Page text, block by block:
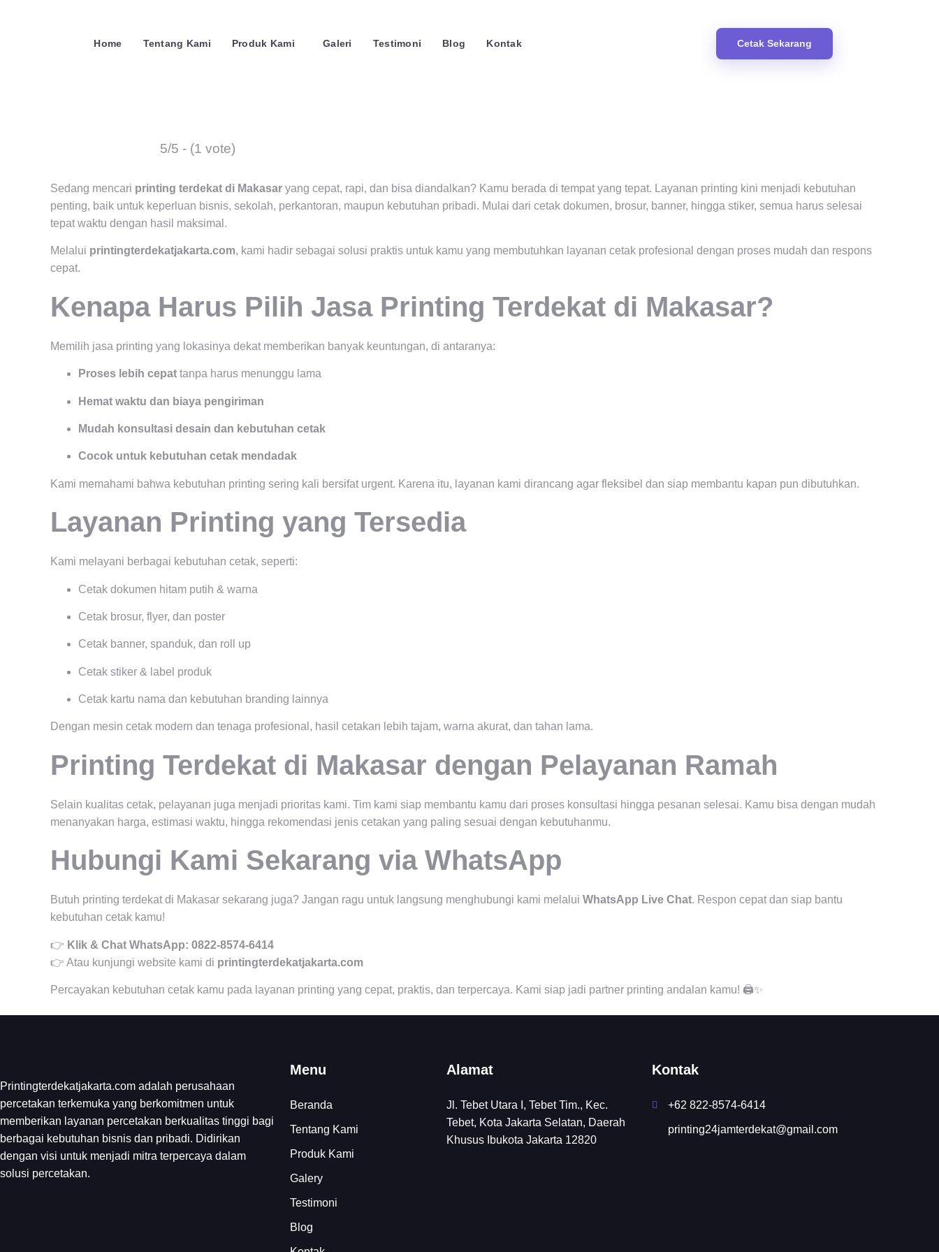
Home Tentang Kami Produk Kami Galeri Testimoni Blog Kontak Cetak Sekarang
5/5 - (1 vote)
Sedang mencari printing terdekat di Makasar yang cepat, rapi, dan bisa diandalkan? Kamu berada di tempat yang tepat. Layanan printing kini menjadi kebutuhan
penting, baik untuk keperluan bisnis, sekolah, perkantoran, maupun kebutuhan pribadi. Mulai dari cetak dokumen, brosur, banner, hingga stiker, semua harus selesai
tepat waktu dengan hasil maksimal.
Melalui printingterdekatjakarta.com, kami hadir sebagai solusi praktis untuk kamu yang membutuhkan layanan cetak profesional dengan proses mudah dan respons
cepat.
Kenapa Harus Pilih Jasa Printing Terdekat di Makasar?
Memilih jasa printing yang lokasinya dekat memberikan banyak keuntungan, di antaranya:
Proses lebih cepat tanpa harus menunggu lama
Hemat waktu dan biaya pengiriman
Mudah konsultasi desain dan kebutuhan cetak
Cocok untuk kebutuhan cetak mendadak
Kami memahami bahwa kebutuhan printing sering kali bersifat urgent. Karena itu, layanan kami dirancang agar fleksibel dan siap membantu kapan pun dibutuhkan.
Layanan Printing yang Tersedia
Kami melayani berbagai kebutuhan cetak, seperti:
Cetak dokumen hitam putih & warna
Cetak brosur, flyer, dan poster
Cetak banner, spanduk, dan roll up
Cetak stiker & label produk
Cetak kartu nama dan kebutuhan branding lainnya
Dengan mesin cetak modern dan tenaga profesional, hasil cetakan lebih tajam, warna akurat, dan tahan lama.
Printing Terdekat di Makasar dengan Pelayanan Ramah
Selain kualitas cetak, pelayanan juga menjadi prioritas kami. Tim kami siap membantu kamu dari proses konsultasi hingga pesanan selesai. Kamu bisa dengan mudah
menanyakan harga, estimasi waktu, hingga rekomendasi jenis cetakan yang paling sesuai dengan kebutuhanmu.
Hubungi Kami Sekarang via WhatsApp
Butuh printing terdekat di Makasar sekarang juga? Jangan ragu untuk langsung menghubungi kami melalui WhatsApp Live Chat. Respon cepat dan siap bantu
kebutuhan cetak kamu!
👉 Klik & Chat WhatsApp: 0822-8574-6414
👉 Atau kunjungi website kami di printingterdekatjakarta.com
Percayakan kebutuhan cetak kamu pada layanan printing yang cepat, praktis, dan terpercaya. Kami siap jadi partner printing andalan kamu! 🖨️✨
Printingterdekatjakarta.com adalah perusahaan
percetakan terkemuka yang berkomitmen untuk
memberikan layanan percetakan berkualitas tinggi bagi
berbagai kebutuhan bisnis dan pribadi. Didirikan
dengan visi untuk menjadi mitra terpercaya dalam
solusi percetakan.
Menu
Beranda
Tentang Kami
Produk Kami
Galery
Testimoni
Blog
Alamat
Jl. Tebet Utara I, Tebet Tim., Kec.
Tebet, Kota Jakarta Selatan, Daerah
Khusus Ibukota Jakarta 12820
Kontak
+62 822-8574-6414
printing24jamterdekat@gmail.com